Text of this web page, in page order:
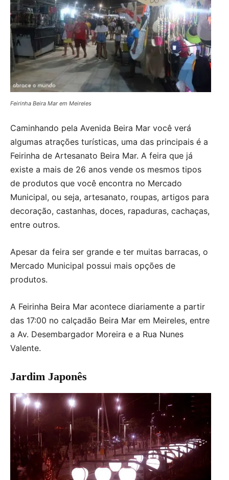
Feirinha Beira Mar em Meireles
Caminhando pela Avenida Beira Mar você verá
algumas atrações turísticas, uma das principais é a
Feirinha de Artesanato Beira Mar. A feira que já
existe a mais de 26 anos vende os mesmos tipos
de produtos que você encontra no Mercado
Municipal, ou seja, artesanato, roupas, artigos para
decoração, castanhas, doces, rapaduras, cachaças,
entre outros.
Apesar da feira ser grande e ter muitas barracas, o
Mercado Municipal possui mais opções de
produtos.
A Feirinha Beira Mar acontece diariamente a partir
das 17:00 no calçadão Beira Mar em Meireles, entre
a Av. Desembargador Moreira e a Rua Nunes
Valente.
Jardim Japonês